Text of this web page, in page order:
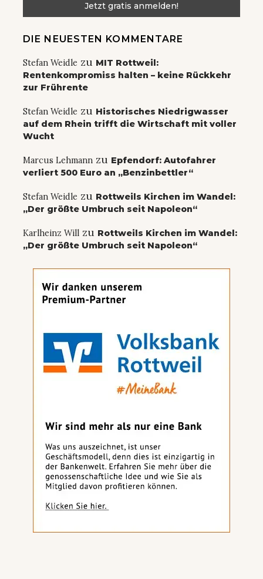
DIE NEUESTEN KOMMENTARE
Stefan Weidle zu MIT Rottweil:
Rentenkompromiss halten – keine Rückkehr
zur Frührente
Stefan Weidle zu Historisches Niedrigwasser
auf dem Rhein trifft die Wirtschaft mit voller
Wucht
Marcus Lehmann zu Epfendorf: Autofahrer
verliert 500 Euro an „Benzinbettler“
Stefan Weidle zu Rottweils Kirchen im Wandel:
„Der größte Umbruch seit Napoleon“
Karlheinz Will zu Rottweils Kirchen im Wandel:
„Der größte Umbruch seit Napoleon“